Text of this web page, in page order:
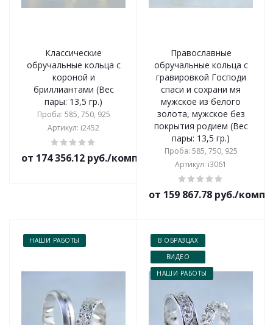
Классические
обручальные кольца с
короной и
бриллиантами (Вес
пары: 13,5 гр.)
Проба: 585, 750, 925
Артикул: i2452
от 174 356.12 руб./комплект
Православные
обручальные кольца с
гравировкой Господи
спаси и сохрани мя
мужское из белого
золота, мужское без
покрытия родием (Вес
пары: 13,5 гр.)
Проба: 585, 750, 925
Артикул: i3061
от 159 867.78 руб./
НАШИ РАБОТЫ
В ОБРАЗЦАХ
ВИДЕО
НАШИ РАБОТЫ